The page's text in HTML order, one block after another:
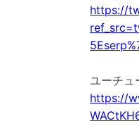
https://
https://